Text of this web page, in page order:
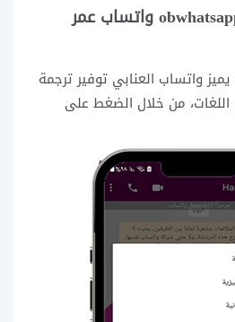
مزايا الدردشة في obwhatsapp واتساب عمر
واتساب العنابي توفير ترجمة
من خلال الضغط على